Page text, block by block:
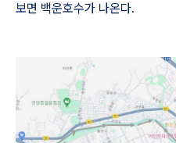
보면 백운호수가 나온다.